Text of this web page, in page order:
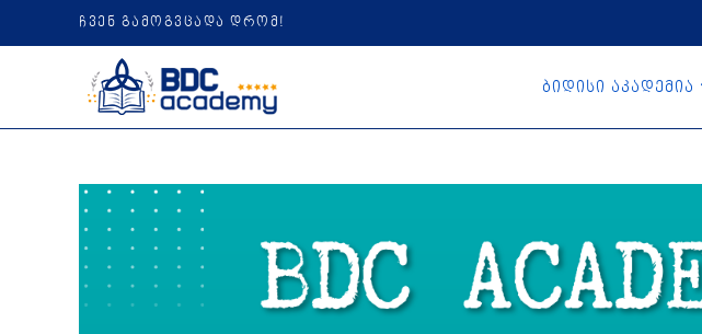
ჩვენ გამოგვცადა დრომ!
ბიდისი აკადემია